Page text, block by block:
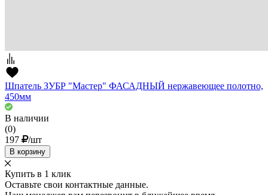
Шпатель ЗУБР "Мастер" ФАСАДНЫЙ нержавеющее полотно,
450мм
В наличии
(0)
197
/шт
В корзину
Купить в 1 клик
Оставьте свои контактные данные.